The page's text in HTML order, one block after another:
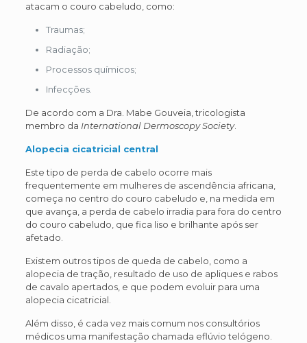
atacam o couro cabeludo, como:
Traumas;
Radiação;
Processos químicos;
Infecções.
De acordo com a Dra. Mabe Gouveia, tricologista
membro da International Dermoscopy Society.
Alopecia cicatricial central
Este tipo de perda de cabelo ocorre mais
frequentemente em mulheres de ascendência africana,
começa no centro do couro cabeludo e, na medida em
que avança, a perda de cabelo irradia para fora do centro
do couro cabeludo, que fica liso e brilhante após ser
afetado.
Existem outros tipos de queda de cabelo, como a
alopecia de tração, resultado de uso de apliques e rabos
de cavalo apertados, e que podem evoluir para uma
alopecia cicatricial.
Além disso, é cada vez mais comum nos consultórios
médicos uma manifestação chamada eflúvio telógeno.